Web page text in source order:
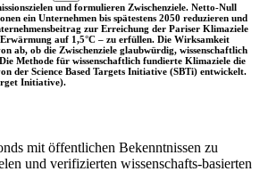
und formulieren Zwischenziele. Netto-Null
ein Unternehmen bis spätestens 2050 reduzieren und
zur Erreichung der Pariser Klimaziele
auf 1,5°C – zu erfüllen. Die Wirksamkeit
ab, ob die Zwischenziele glaubwürdig, wissenschaftlich
Methode für wissenschaftlich fundierte Klimaziele die
der Science Based Targets Initiative (SBTi) entwickelt.
Initiative).
mit öffentlichen Bekenntnissen zu
und verifizierten wissenschafts-basierten